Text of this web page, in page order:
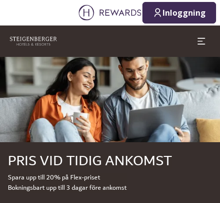
Inloggning
Bild 1 av 1
PRIS VID TIDIG ANKOMST
Spara upp till 20% på Flex-priset
Bokningsbart upp till 3 dagar före ankomst